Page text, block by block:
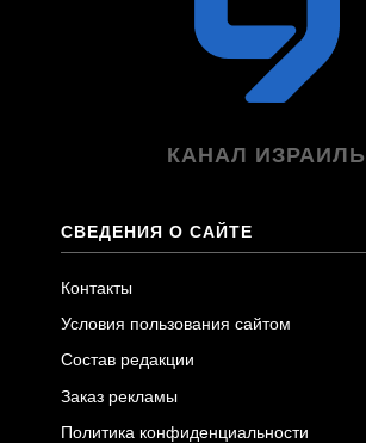
КАНАЛ ИЗРАИЛЬ
СВЕДЕНИЯ О САЙТЕ
Контакты
Условия пользования сайтом
Состав редакции
Заказ рекламы
Политика конфиденциальности